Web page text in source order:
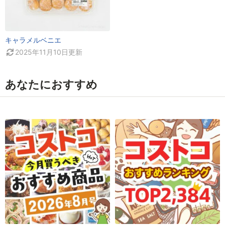
キャラメルベニエ
2025年11月10日更新
あなたにおすすめ